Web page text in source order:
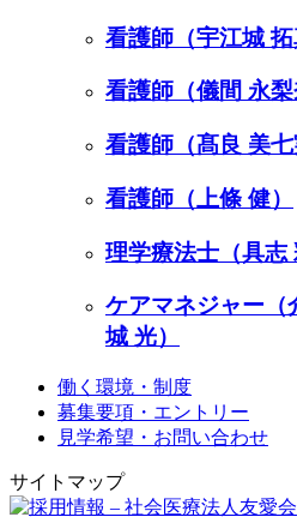
看護師（宇江城 拓
看護師（儀間 永梨
看護師（髙良 美七
看護師（上條 健）
理学療法士（具志
ケアマネジャー（
城 光）
働く環境・制度
募集要項・エントリー
見学希望・お問い合わせ
サイトマップ